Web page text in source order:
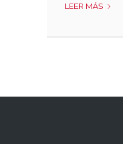
LEER MÁS